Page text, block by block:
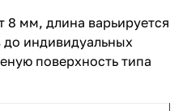
8 мм, длина варьируется
индивидуальных
поверхность типа